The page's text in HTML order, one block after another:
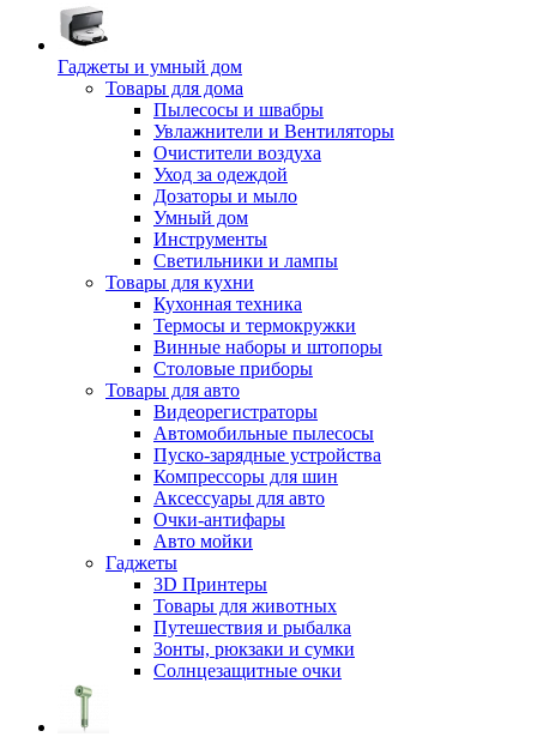
Гаджеты и умный дом
Товары для дома
Пылесосы и швабры
Увлажнители и Вентиляторы
Очистители воздуха
Уход за одеждой
Дозаторы и мыло
Умный дом
Инструменты
Светильники и лампы
Товары для кухни
Кухонная техника
Термосы и термокружки
Винные наборы и штопоры
Столовые приборы
Товары для авто
Видеорегистраторы
Автомобильные пылесосы
Пуско-зарядные устройства
Компрессоры для шин
Аксессуары для авто
Очки-антифары
Авто мойки
Гаджеты
3D Принтеры
Товары для животных
Путешествия и рыбалка
Зонты, рюкзаки и сумки
Солнцезащитные очки